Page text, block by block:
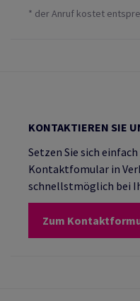
* der Anruf kostet
KONTAKTIEREN SIE
Setzen Sie sich
Kontaktfomular in
schnellstmöglich bei
Zum